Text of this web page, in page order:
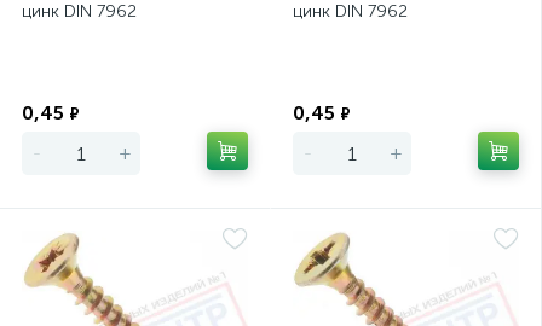
цинк DIN 7962
0,45 ₽
- +
цинк DIN 7962
0,45 ₽
- +